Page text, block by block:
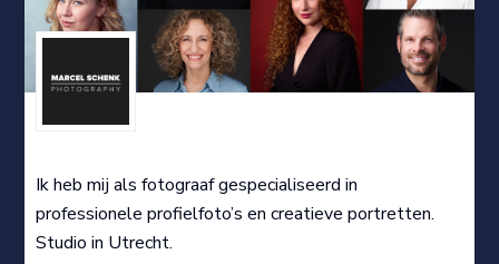
Ik heb mij als fotograaf gespecialiseerd in
professionele profielfoto’s en creatieve portretten.
Studio in Utrecht.